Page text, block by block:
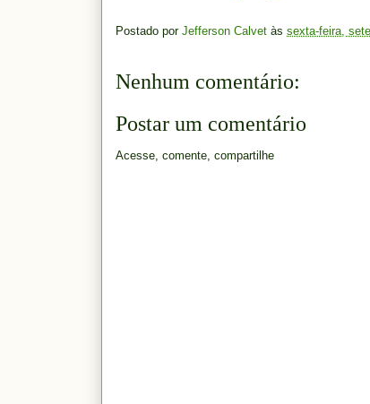
Postado por Jefferson Calvet às sexta-feira,
Nenhum comentário:
Postar um comentário
Acesse, comente, compartilhe